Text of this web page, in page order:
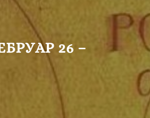
26 –